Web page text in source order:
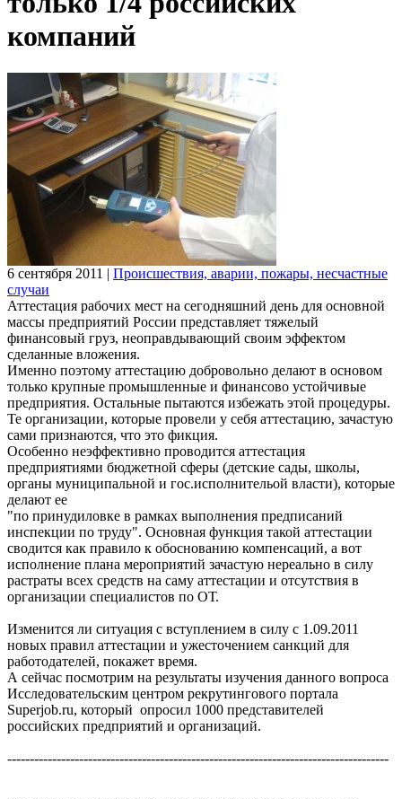
компаний
6 сентября 2011 | Происшествия, аварии, пожары, несчастные
случаи
Аттестация рабочих мест на сегодняшний день для основной
массы предприятий России представляет тяжелый
финансовый груз, неоправдывающий своим эффектом
сделанные вложения.
Именно поэтому аттестацию добровольно делают в основом
только крупные промышленные и финансово устойчивые
предприятия. Остальные пытаются избежать этой процедуры.
Те организации, которые провели у себя аттестацию, зачастую
сами признаются, что это фикция.
Особенно неэффективно проводится аттестация
предприятиями бюджетной сферы (детские сады, школы,
органы муниципальной и гос.исполнительой власти), которые
делают ее
"по принудиловке в рамках выполнения предписаний
инспекции по труду". Основная функция такой аттестации
сводится как правило к обоснованию компенсаций, а вот
исполнение плана мероприятий зачастую нереально в силу
растраты всех средств на саму аттестации и отсутствия в
организации специалистов по ОТ.
Изменится ли ситуация с вступлением в силу с 1.09.2011
новых правил аттестации и ужесточением санкций для
работодателей, покажет время.
А сейчас посмотрим на результаты изучения данного вопроса
Исследовательским центром рекрутингового портала
Superjob.ru, который опросил 1000 представителей
российских предприятий и организаций.
-------------------------------------------------------------------------------------